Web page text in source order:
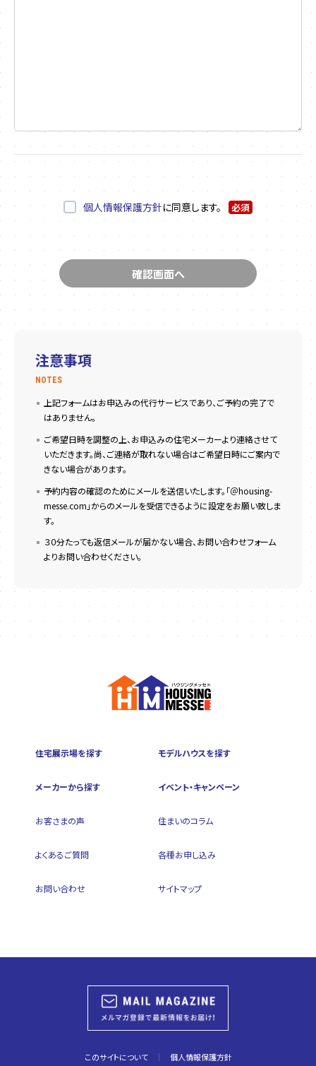
個人情報保護方針に同意します。 必須
注意事項
NOTES
上記フォームはお申込みの代行サービスであり、ご予約の完了で
はありません。
ご希望日時を調整の上、お申込みの住宅メーカーより連絡させて
いただきます。尚、ご連絡が取れない場合はご希望日時にご案内で
きない場合があります。
予約内容の確認のためにメールを送信いたします。「＠housing-
messe.com」からのメールを受信できるように設定をお願い致しま
す。
３０分たっても返信メールが届かない場合、お問い合わせフォーム
よりお問い合わせください。
住宅展示場を探す モデルハウスを探す
メーカーから探す イベント・キャンペーン
お客さまの声 住まいのコラム
よくあるご質問 各種お申し込み
お問い合わせ サイトマップ
このサイトについて 個人情報保護方針